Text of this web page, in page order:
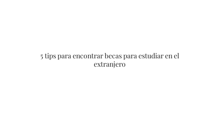
5 tips para encontrar becas para estudiar en el
extranjero